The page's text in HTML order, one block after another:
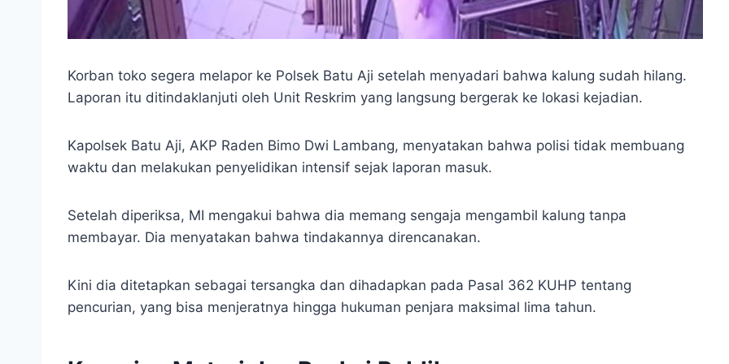
Korban toko segera melapor ke Polsek Batu Aji setelah menyadari bahwa kalung sudah hilang.
Laporan itu ditindaklanjuti oleh Unit Reskrim yang langsung bergerak ke lokasi kejadian.
Kapolsek Batu Aji, AKP Raden Bimo Dwi Lambang, menyatakan bahwa polisi tidak membuang
waktu dan melakukan penyelidikan intensif sejak laporan masuk.
Setelah diperiksa, MI mengakui bahwa dia memang sengaja mengambil kalung tanpa
membayar. Dia menyatakan bahwa tindakannya direncanakan.
Kini dia ditetapkan sebagai tersangka dan dihadapkan pada Pasal 362 KUHP tentang
pencurian, yang bisa menjeratnya hingga hukuman penjara maksimal lima tahun.